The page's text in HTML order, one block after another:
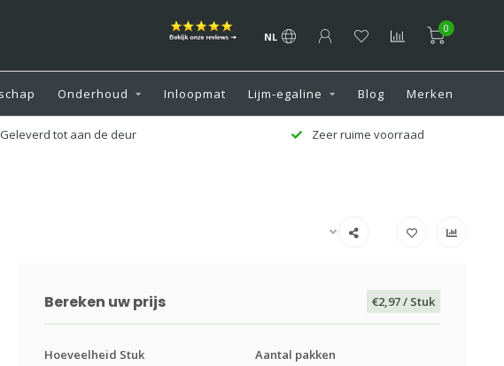
NL
0
Onderhoud Inloopmat Lijm-egaline Blog Merken
Geleverd tot aan de deur Zeer ruime voorraad
Bereken uw prijs €2,97/ Stuk
Hoeveelheid Stuk Aantal pakken